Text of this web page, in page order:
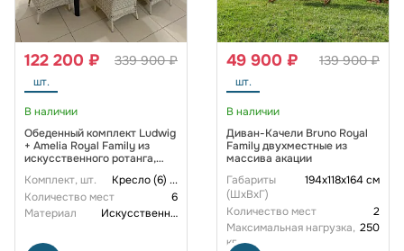
339 900 ₽
122 200 ₽
шт.
В наличии
Обеденный комплект Ludwig
+ Amelia Royal Family из
искусственного ротанга,
Комплект, шт. Кресло (6) ...
Количество мест
6
Материал
Искусственный ротанг
139 900 ₽
49 900 ₽
шт.
В наличии
Диван-Качели Bruno Royal
Family двухместные из
массива акации
Габариты
(ШxВxГ)
194х118х164 см
Количество мест
2
Максимальная нагрузка,
кг
250